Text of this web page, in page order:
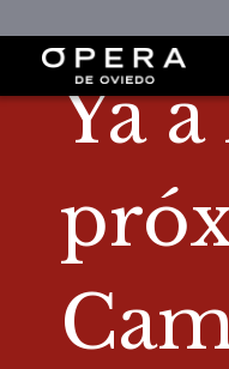
Ya